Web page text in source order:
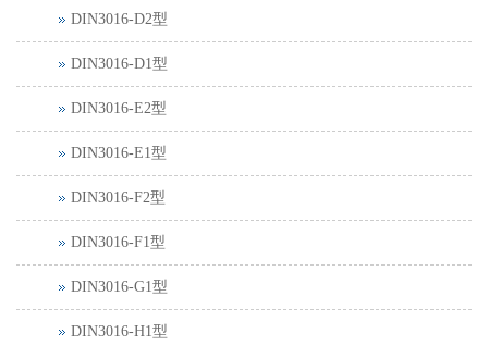
DIN3016-D2型
DIN3016-D1型
DIN3016-E2型
DIN3016-E1型
DIN3016-F2型
DIN3016-F1型
DIN3016-G1型
DIN3016-H1型